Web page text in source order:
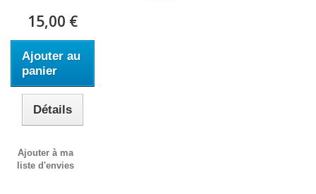
15,00 €
Ajouter au
panier
Détails
Ajouter à ma
liste d'envies